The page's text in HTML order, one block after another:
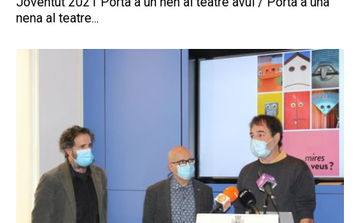
nena al teatre...